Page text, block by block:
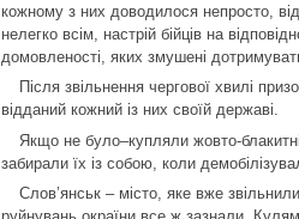
кожному з них доводилося непросто,
нелегко всім, настрій бійців на
домовленості, яких змушені
Після звільнення чергової хвилі
відданий кожний із них своїй державі.
Якщо не було–купляли жовто-
забирали їх із собою, коли
Слов’янськ – місто, яке вже